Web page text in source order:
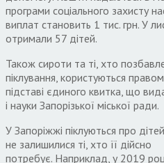
програми соціального захисту
виплат становить 1 тис. грн. У
отримали 57 дітей.
Також сироти та ті, хто
піклування, користуються
підставі єдиного квитка, що
і науки Запорізької міської ради.
У Запоріжжі піклуються про
не залишилися ті, хто її дійсно
потребує. Наприклад, у 2019